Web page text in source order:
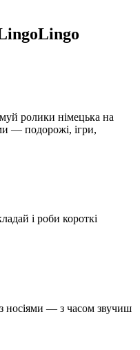
ролики німецька на
— подорожі, ігри,
і роби короткі
носіями — з часом звучиш